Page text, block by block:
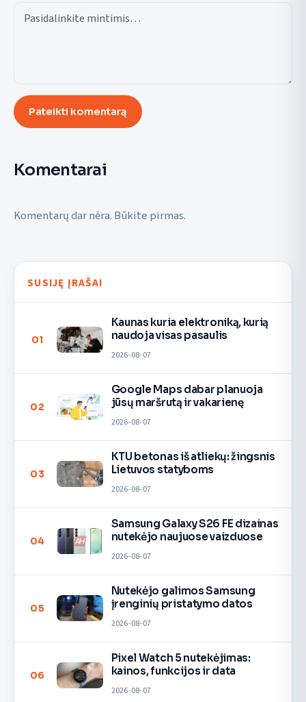
Pateikti komentarą
Komentarai
Komentarų dar nėra. Būkite pirmas.
SUSIJĘ ĮRAŠAI
01
Kaunas kuria elektroniką, kurią
naudoja visas pasaulis
2026-08-07
02
Google Maps dabar planuoja
jūsų maršrutą ir vakarienę
2026-08-07
03
KTU betonas iš atliekų: žingsnis
Lietuvos statyboms
2026-08-07
04
Samsung Galaxy S26 FE dizainas
nutekėjo naujuose vaizduose
2026-08-07
05
Nutekėjo galimos Samsung
įrenginių pristatymo datos
2026-08-07
06
Pixel Watch 5 nutekėjimas:
kainos, funkcijos ir data
2026-08-07